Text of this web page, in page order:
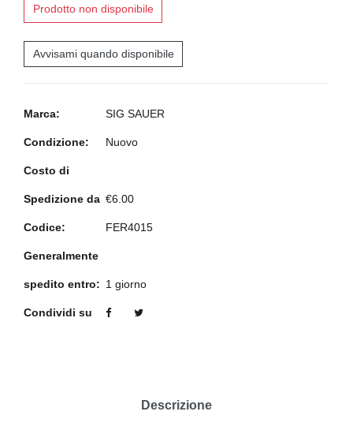
Prodotto non disponibile
Avvisami quando disponibile
Marca: SIG SAUER
Condizione: Nuovo
Costo di
Spedizione da €6.00
Codice: FER4015
Generalmente
spedito entro: 1 giorno
Condividi su
Descrizione